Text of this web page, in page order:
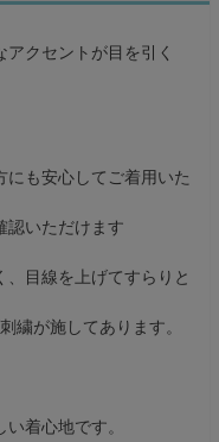
クセントが目を引く
にも安心してご着用いた
認いただけます
、目線を上げてすらりと
繍が施してあります。
着心地です。